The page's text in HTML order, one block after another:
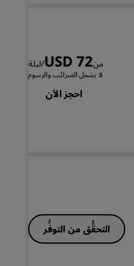
منUSD 72/ليلة
لا يشمل الضرائب والرسوم
احجز الآن
التحقُّق من التوفُّر